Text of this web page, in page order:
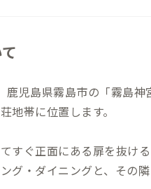
鹿児島県霧島市の「霧島
地帯に位置します。
すぐ正面にある扉を抜け
グ・ダイニングと、その